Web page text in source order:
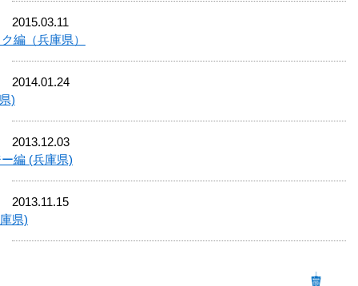
2015.03.11
編（兵庫県）
2014.01.24
)
2013.12.03
編 (兵庫県)
2013.11.15
県)